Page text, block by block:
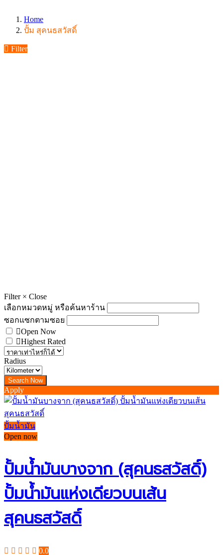
Home
ปั้ม สุคนธสวัสดิ์
Filter
Filter × Close
เลือกหมวดหมู่ หรือค้นหาร้าน
ซอกแซกตามซอย
Open Now
Highest Rated
Radius
Apply
ปั้มน้ำมัน
Open now
ปั้มน้ำมันบางจาก (สุคนธสวัสดิ์)
ปั้มน้ำมันแห่งเดียวบนเส้น
สุคนธสวัสดิ์
0.0